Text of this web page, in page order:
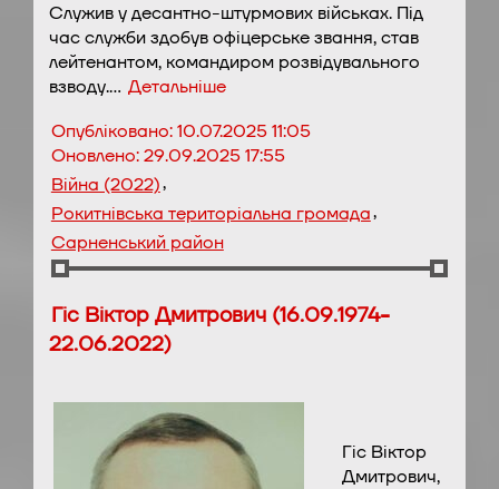
Служив у десантно-штурмових військах. Під
час служби здобув офіцерське звання, став
лейтенантом, командиром розвідувального
взводу.… Детальніше
Опубліковано:10.07.2025 11:05
Оновлено:29.09.2025 17:55
Війна (2022),
Рокитнівська територіальна громада,
Сарненський район
Гіс Віктор Дмитрович (16.09.1974-
22.06.2022)
Гіс Віктор
Дмитрович,